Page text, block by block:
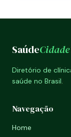
SaúdeCidade
Diretório de
saúde no Brasil.
Navegação
Home